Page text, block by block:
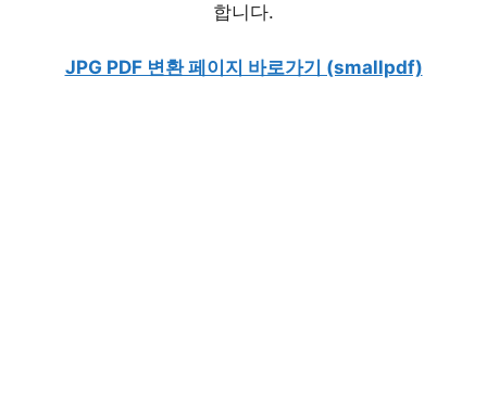
합니다.
JPG PDF 변환 페이지 바로가기 (smallpdf)